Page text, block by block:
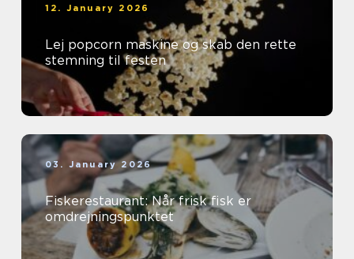
12. January 2026
Lej popcorn maskine og skab den rette
stemning til festen
03. January 2026
Fiskerestaurant: Når frisk fisk er
omdrejningspunktet